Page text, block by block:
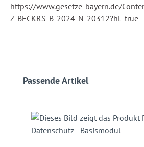
https://www.gesetze-bayern.de/
Z-BECKRS-B-2024-N-20312?hl=true
Produktgalerie überspringen
Passende Artikel